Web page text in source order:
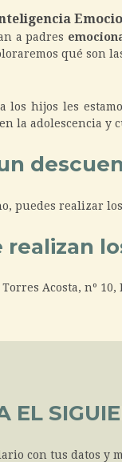
a padres
qué son
los hijos les
la adolescencia y
puedes realizar
realizan
Acosta, nº 10,
EL
con tus datos y